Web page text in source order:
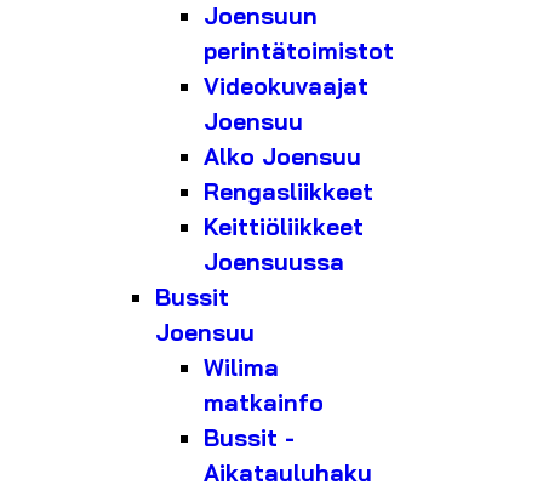
Joensuun
perintätoimistot
Videokuvaajat
Joensuu
Alko Joensuu
Rengasliikkeet
Keittiöliikkeet
Joensuussa
Bussit
Joensuu
Wilima
matkainfo
Bussit -
Aikatauluhaku